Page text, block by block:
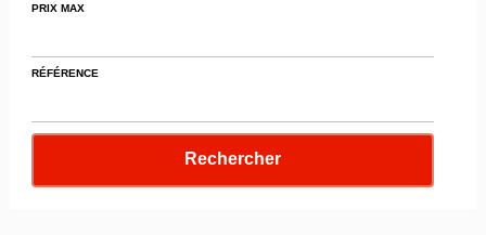
PRIX MAX
RÉFÉRENCE
Rechercher